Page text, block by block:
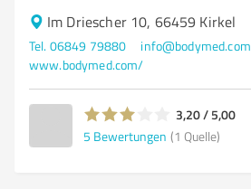
Im Driescher 10, 66459 Kirkel
Tel. 06849 79880
info@bodymed.com
www.bodymed.com/
3,20 / 5,00
5 Bewertungen (1 Quelle)